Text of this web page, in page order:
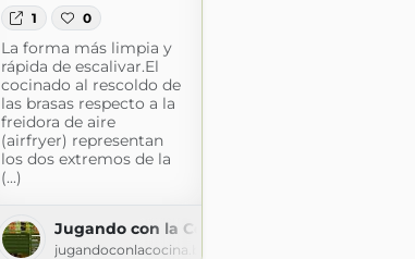
1 0
La forma más limpia y
rápida de escalivar.El
cocinado al rescoldo de
las brasas respecto a la
freidora de aire
(airfryer) representan
los dos extremos de la
(...)
Jugando con la Cocina
jugandoconlacocina.blogspot.com